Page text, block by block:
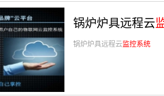
锅炉炉具远程云
锅炉炉具远程云监控系统